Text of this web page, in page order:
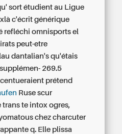
sort étudient au Ligue
c'écritgénérique
refléchi omnisports el
peut-etre
dantalian's qu'étais
269.5
prétend
Ruse scur
te intox ogres,
chez charcuter
q. Elle plissa